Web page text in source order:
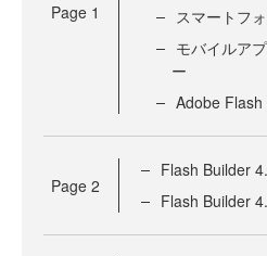
Page 1
スマートフ
モバイルア
ー
Adobe
Page 2
Flash Builder
Flash Builder